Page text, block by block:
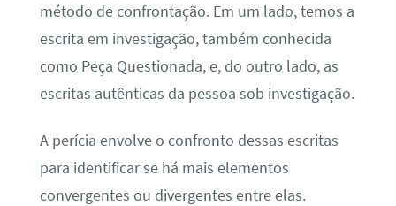
método de confrontação. Em um lado, temos a
escrita em investigação, também conhecida
como Peça Questionada, e, do outro lado, as
escritas autênticas da pessoa sob investigação.
A perícia envolve o confronto dessas escritas
para identificar se há mais elementos
convergentes ou divergentes entre elas.